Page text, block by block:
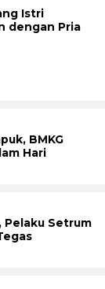
Istri
dengan Pria
BMKG
Hari
Pelaku Setrum